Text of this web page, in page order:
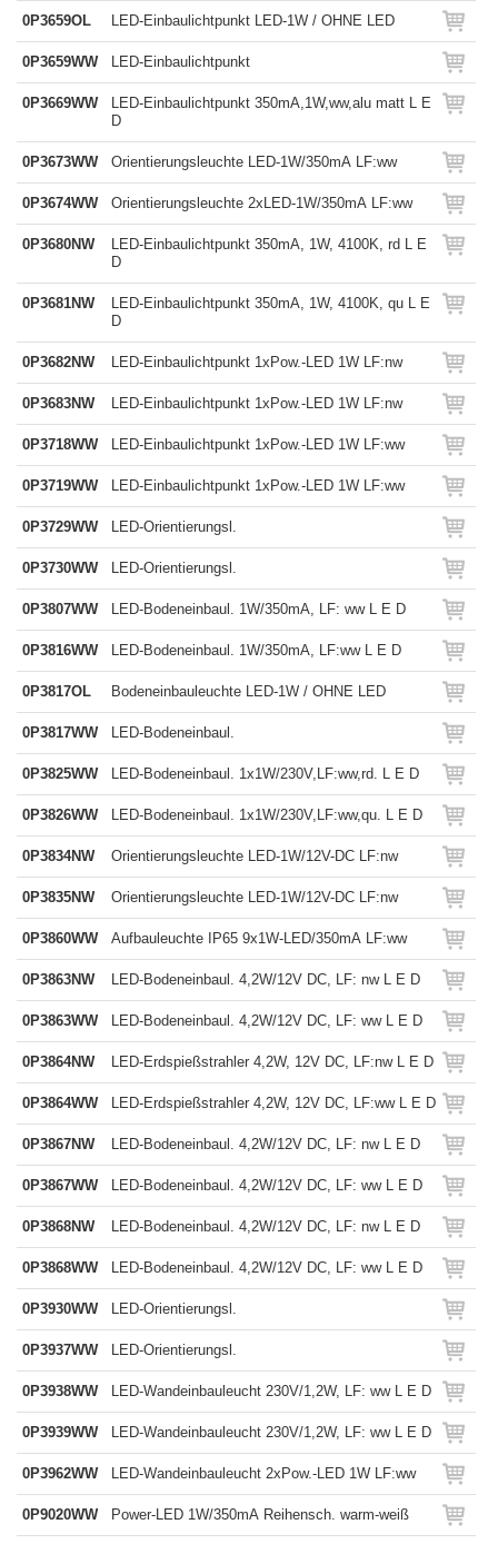
0P3659OL LED-Einbaulichtpunkt LED-1W / OHNE LED
0P3659WW LED-Einbaulichtpunkt
0P3669WW
LED-Einbaulichtpunkt 350mA,1W,ww,alu matt L E
D
0P3673WW Orientierungsleuchte LED-1W/350mA LF:ww
0P3674WW Orientierungsleuchte 2xLED-1W/350mA LF:ww
0P3680NW
LED-Einbaulichtpunkt 350mA, 1W, 4100K, rd L E
D
0P3681NW
LED-Einbaulichtpunkt 350mA, 1W, 4100K, qu L E
D
0P3682NW LED-Einbaulichtpunkt 1xPow.-LED 1W LF:nw
0P3683NW LED-Einbaulichtpunkt 1xPow.-LED 1W LF:nw
0P3718WW LED-Einbaulichtpunkt 1xPow.-LED 1W LF:ww
0P3719WW LED-Einbaulichtpunkt 1xPow.-LED 1W LF:ww
0P3729WW LED-Orientierungsl.
0P3730WW LED-Orientierungsl.
0P3807WW LED-Bodeneinbaul. 1W/350mA, LF: ww L E D
0P3816WW LED-Bodeneinbaul. 1W/350mA, LF:ww L E D
0P3817OL Bodeneinbauleuchte LED-1W / OHNE LED
0P3817WW LED-Bodeneinbaul.
0P3825WW LED-Bodeneinbaul. 1x1W/230V,LF:ww,rd. L E D
0P3826WW LED-Bodeneinbaul. 1x1W/230V,LF:ww,qu. L E D
0P3834NW Orientierungsleuchte LED-1W/12V-DC LF:nw
0P3835NW Orientierungsleuchte LED-1W/12V-DC LF:nw
0P3860WW Aufbauleuchte IP65 9x1W-LED/350mA LF:ww
0P3863NW LED-Bodeneinbaul. 4,2W/12V DC, LF: nw L E D
0P3863WW LED-Bodeneinbaul. 4,2W/12V DC, LF: ww L E D
0P3864NW LED-Erdspießstrahler 4,2W, 12V DC, LF:nw L E D
0P3864WW LED-Erdspießstrahler 4,2W, 12V DC, LF:ww L E D
0P3867NW LED-Bodeneinbaul. 4,2W/12V DC, LF: nw L E D
0P3867WW LED-Bodeneinbaul. 4,2W/12V DC, LF: ww L E D
0P3868NW LED-Bodeneinbaul. 4,2W/12V DC, LF: nw L E D
0P3868WW LED-Bodeneinbaul. 4,2W/12V DC, LF: ww L E D
0P3930WW LED-Orientierungsl.
0P3937WW LED-Orientierungsl.
0P3938WW LED-Wandeinbauleucht 230V/1,2W, LF: ww L E D
0P3939WW LED-Wandeinbauleucht 230V/1,2W, LF: ww L E D
0P3962WW LED-Wandeinbauleucht 2xPow.-LED 1W LF:ww
0P9020WW Power-LED 1W/350mA Reihensch. warm-weiß